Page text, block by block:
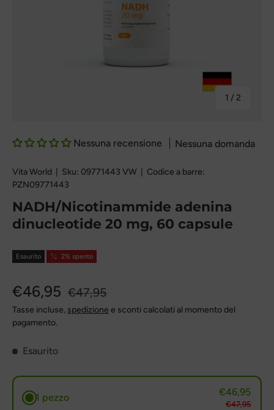
1 / Di
2
Nessuna recensione Nessuna domanda
Vita World Sku: 09771443 VW
Codice a barre:
PZN09771443
NADH/Nicotinammide adenina
dinucleotide 20 mg, 60 capsule
Esaurito 2% spento
€46,95 €47,95
Tasse incluse, spedizione e sconti calcolati al momento del
pagamento.
Esaurito
1 pezzo €46,95
€47,95